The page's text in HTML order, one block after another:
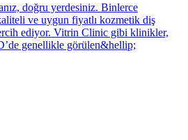
doğru yerdesiniz. Binlerce
ve uygun fiyatlı kozmetik diş
ediyor. Vitrin Clinic gibi klinikler,
genellikle görülen&hellip;